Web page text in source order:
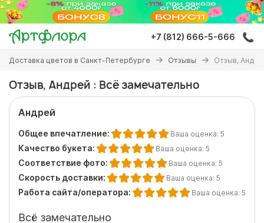
Перейти
основному
содержанию
+7 (812) 666-5-666
Вы
здесь
Доставка цветов в Санкт-Петербурге Отзывы Отзыв,
Отзыв, Андрей : Всё замечательно
Андрей
Общее впечатление: Ваша оценка: 5
Качество букета: Ваша оценка: 5
Соответствие фото: Ваша оценка: 5
Скорость доставки: Ваша оценка: 5
Работа сайта/оператора: Ваша оценка: 5
Всё замечательно